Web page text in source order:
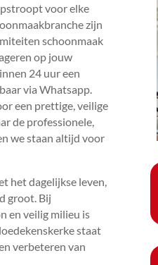
voor elke
zijn
schoonmaak
op jouw
24 uur een
via Whatsapp.​
een prettige, veilige
de professionele,
we staan altijd voor
het dagelijkse leven,
groot.​ Bij
en veilig milieu is
staat
verbeteren van